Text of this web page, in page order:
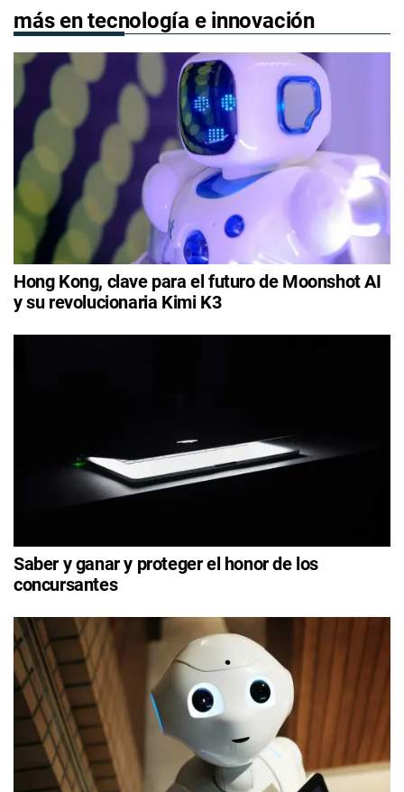
más en tecnología e innovación
Hong Kong, clave para el futuro de Moonshot AI
y su revolucionaria Kimi K3
Saber y ganar y proteger el honor de los
concursantes